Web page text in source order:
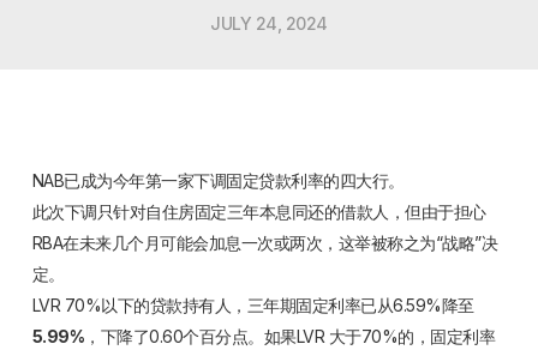
JULY 24, 2024
NAB已成为今年第一家下调固定贷款利率的四大行。
此次下调只针对自住房固定三年本息同还的借款人，但由于担心
RBA在未来几个月可能会加息一次或两次，这举被称之为“战略”决
定。
LVR 70%以下的贷款持有人，三年期固定利率已从6.59%降至
5.99% ，下降了0.60个百分点。如果LVR 大于70%的，固定利率